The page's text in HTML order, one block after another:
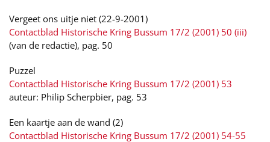
Vergeet ons uitje niet (22-9-2001)
Contactblad Historische Kring Bussum 17/2 (2001) 50 (iii)
(van de redactie), pag. 50
Puzzel
Contactblad Historische Kring Bussum 17/2 (2001) 53
auteur: Philip Scherpbier, pag. 53
Een kaartje aan de wand (2)
Contactblad Historische Kring Bussum 17/2 (2001) 54-55